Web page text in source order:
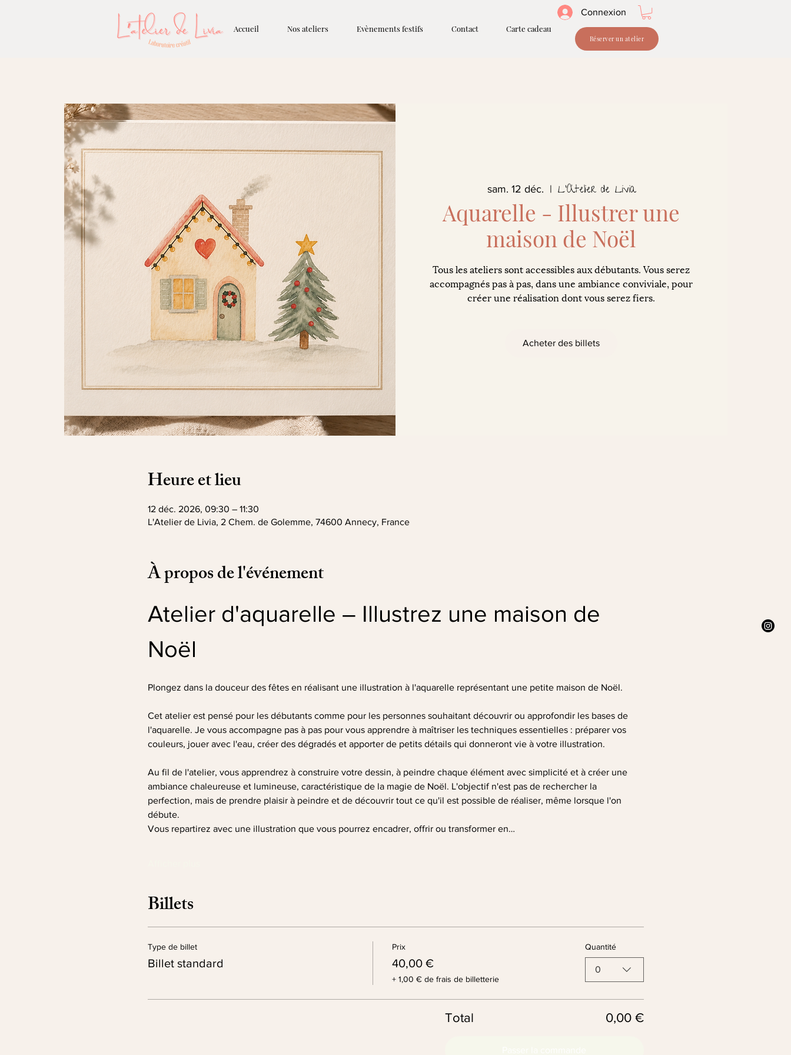
Connexion
Accueil
Nos ateliers Evènements festifs Contact Carte cadeau
Réserver un atelier
sam. 12 déc.
  |
L'Atelier de Livia
Aquarelle - Illustrer une
maison de Noël
Tous les ateliers sont accessibles aux débutants. Vous serez
accompagnés pas à pas, dans une ambiance conviviale, pour
créer une réalisation dont vous serez fiers.
Acheter des billets
Heure et lieu
12 déc. 2026, 09:30 – 11:30
L'Atelier de Livia, 2 Chem. de Golemme, 74600 Annecy, France
À propos de l'événement
Atelier d'aquarelle – Illustrez une maison de
Noël
Plongez dans la douceur des fêtes en réalisant une illustration à l'aquarelle représentant une petite maison de Noël.
Cet atelier est pensé pour les débutants comme pour les personnes souhaitant découvrir ou approfondir les bases de
l'aquarelle. Je vous accompagne pas à pas pour vous apprendre à maîtriser les techniques essentielles : préparer vos
couleurs, jouer avec l'eau, créer des dégradés et apporter de petits détails qui donneront vie à votre illustration.
Au fil de l'atelier, vous apprendrez à construire votre dessin, à peindre chaque élément avec simplicité et à créer une
ambiance chaleureuse et lumineuse, caractéristique de la magie de Noël. L'objectif n'est pas de rechercher la
perfection, mais de prendre plaisir à peindre et de découvrir tout ce qu'il est possible de réaliser, même lorsque l'on
débute.
Vous repartirez avec une illustration que vous pourrez encadrer, offrir ou transformer en…
Billets
Type de billet
Billet standard
Prix
40,00 €
+ 1,00 € de frais de billetterie
Quantité
0
Total 0,00 €